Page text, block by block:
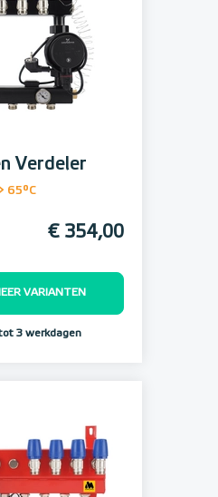
Verdeler
65°C
€ 354,00
VARIANTEN
3 werkdagen